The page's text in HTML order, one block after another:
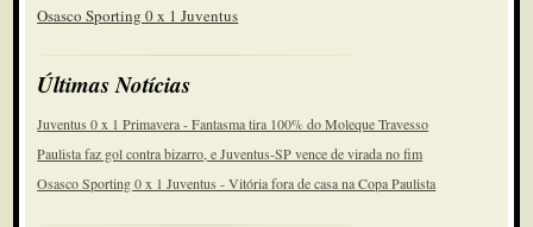
Osasco Sporting 0 x 1 Juventus
Últimas Notícias
Juventus 0 x 1 Primavera - Fantasma tira 100% do Moleque Travesso
Paulista faz gol contra bizarro, e Juventus-SP vence de virada no fim
Osasco Sporting 0 x 1 Juventus - Vitória fora de casa na Copa Paulista